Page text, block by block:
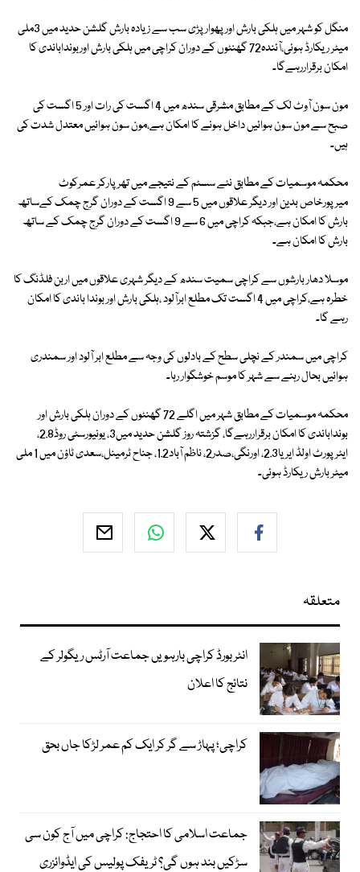
منگل کو شہر میں ہلکی بارش اور پھوار پڑی سب سے زیادہ بارش گلشن حدید میں 3ملی
میٹر ریکارڈ ہوئی،آئندہ72 گھنٹوں کے دوران کراچی میں ہلکی بارش اوربونداباندی کا
امکان برقراررہےگا۔
مون سون آوٹ لک کے مطابق مشرقی سندھ میں 4 اگست کی رات اور 5 اگست کی
صبح سے مون سون ہوائیں داخل ہونے کا امکان ہے،مون سون ہوائیں معتدل شدت کی
ہیں۔
محکمہ موسمیات کے مطابق نئے سسٹم کے نتیجے میں تھرپارکر عمرکوٹ
میرپورخاص بدین اور دیگر علاقوں میں 5 سے 9 اگست کے دوران گرج چمک کےساتھ
بارش کا امکان ہے،جبکہ کراچی میں 6 سے 9 اگست کے دوران گرج چمک کے ساتھ
بارش کا امکان ہے۔
موسلا دھار بارشوں سے کراچی سمیت سندھ کے دیگر شہری علاقوں میں اربن فلڈنگ کا
خطرہ ہے،کراچی میں 4 اگست تک مطلع ابرآلود ،ہلکی بارش اور بوندا باندی کا امکان
رہے گا۔
کراچی میں سمندر کے نچلی سطح کے بادلوں کی وجہ سے مطلع ابر آلود اور سمندری
ہوائیں بحال رہنے سے شہر کا موسم خوشگوار رہا۔
محکمہ موسمیات کے مطابق شہر میں اگلے 72 گھنٹوں کے دوران ہلکی بارش اور
بونداباندی کا امکان برقراررہےگا، گزشتہ روز گلشن حدید میں3، یونیورسٹی روڈ2.8،
ایئرپورٹ اولڈ ایریا2.3، اورنگی،صدر2، ناظم آباد1.2، جناح ٹرمینل،سعدی ٹاؤن میں 1 ملی
میٹر بارش ریکارڈ ہوئی۔
متعلقہ
انٹر بورڈ کراچی بارہویں جماعت آرٹس ریگولر کے
نتائج کا اعلان
کراچی؛ پہاڑ سے گر کر ایک کم عمر لڑکا جاں بحق
جماعت اسلامی کا احتجاج: کراچی میں آج کون سی
سڑکیں بند ہوں گی؟ ٹریفک پولیس کی ایڈوائزری